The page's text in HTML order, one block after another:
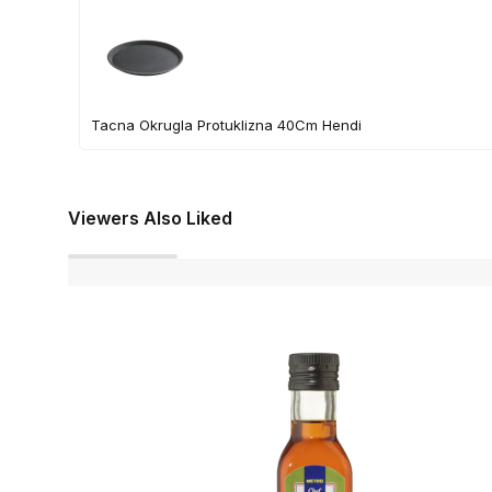
Tacna Okrugla Protuklizna 40Cm Hendi
Viewers Also Liked